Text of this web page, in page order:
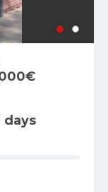
days